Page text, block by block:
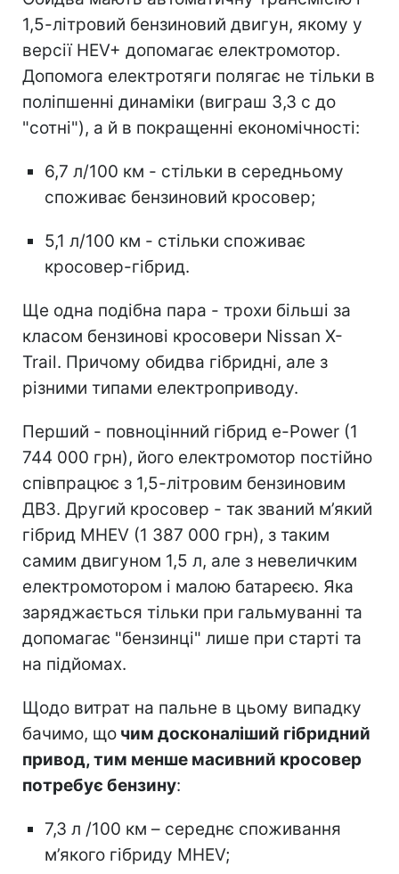
1,5-літровий бензиновий двигун, якому у
версії HEV+ допомагає електромотор.
Допомога електротяги полягає не тільки в
поліпшенні динаміки (виграш 3,3 с до
"сотні"), а й в покращенні економічності:
6,7 л/100 км - стільки в середньому
споживає бензиновий кросовер;
5,1 л/100 км - стільки споживає
кросовер-гібрид.
Ще одна подібна пара - трохи більші за
класом бензинові кросовери Nissan X-
Trail. Причому обидва гібридні, але з
різними типами електроприводу.
Перший - повноцінний гібрид e-Power (1
744 000 грн), його електромотор постійно
співпрацює з 1,5-літровим бензиновим
ДВЗ. Другий кросовер - так званий м’який
гібрид MHEV (1 387 000 грн), з таким
самим двигуном 1,5 л, але з невеличким
електромотором і малою батареєю. Яка
заряджається тільки при гальмуванні та
допомагає "бензинці" лише при старті та
на підйомах.
Щодо витрат на пальне в цьому випадку
бачимо, що чим досконаліший гібридний
привод, тим менше масивний кросовер
потребує бензину:
7,3 л /100 км – середнє споживання
м’якого гібриду MHEV;